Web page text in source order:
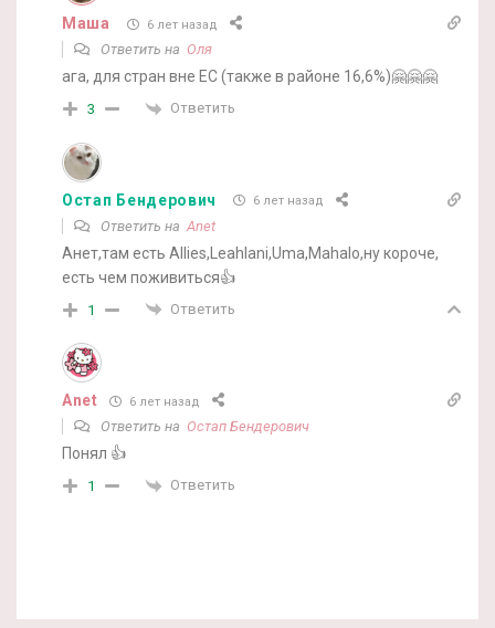
Маша 6 лет назад
Ответить на Оля
ага, для стран вне ЕС (также в районе 16,6%)🤗🤗🤗
3 Ответить
Остап Бендерович 6 лет назад
Ответить на Anet
Анет,там есть Allies,Leahlani,Uma,Mahalo,ну короче,
есть чем поживиться👍
1 Ответить
Anet 6 лет назад
Ответить на Остап Бендерович
Понял 👍
1 Ответить